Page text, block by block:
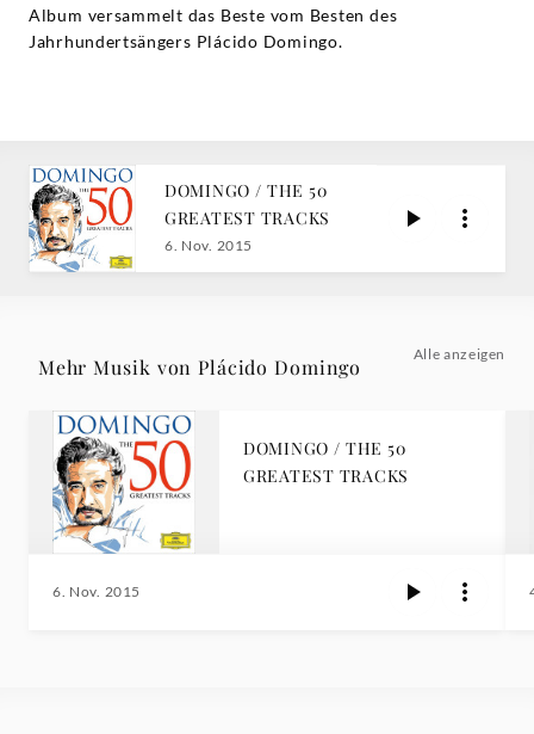
Album versammelt das Beste vom Besten des
Jahrhundertsängers Plácido Domingo.
DOMINGO / THE 50
GREATEST TRACKS
6. Nov. 2015
Mehr Musik von Plácido Domingo
Alle anzeigen
DOMINGO / THE 50
GREATEST TRACKS
6. Nov. 2015